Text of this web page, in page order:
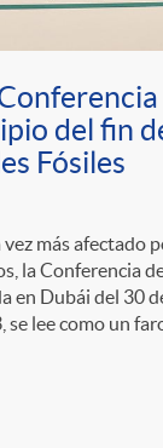
del fin
Fósiles
vez más afectado
la Conferencia
en Dubái del 30
se lee como un